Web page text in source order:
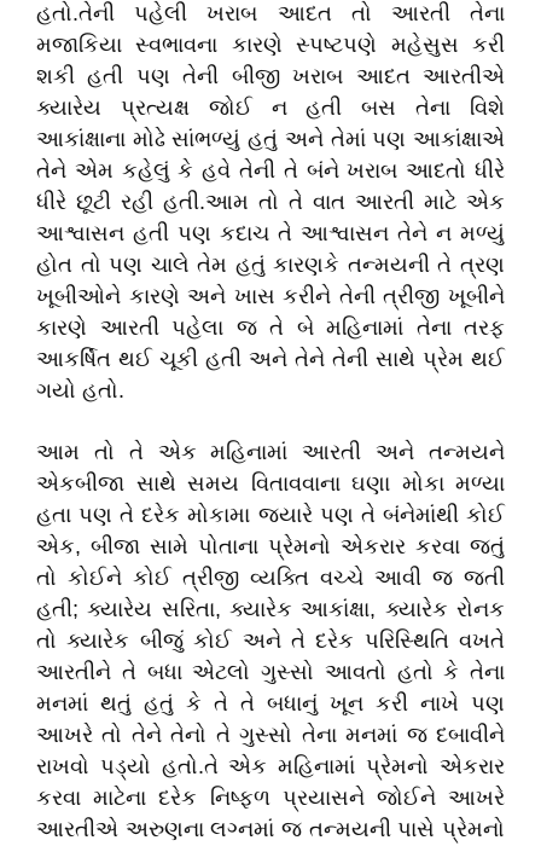
હતો.તેની પહેલી ખરાબ આદત તો આરતી તેના
મજાકિયા સ્વભાવના કારણે સ્પષ્ટપણે મહેસુસ કરી
શકી હતી પણ તેની બીજી ખરાબ આદત આરતીએ
ક્યારેય પ્રત્યક્ષ જોઈ ન હતી બસ તેના વિશે
આકાંક્ષાના મોઢે સાંભળ્યું હતું અને તેમાં પણ આકાંક્ષાએ
તેને એમ કહેલું કે હવે તેની તે બંને ખરાબ આદતો ધીરે
ધીરે છૂટી રહી હતી.આમ તો તે વાત આરતી માટે એક
આશ્વાસન હતી પણ કદાચ તે આશ્વાસન તેને ન મળ્યું
હોત તો પણ ચાલે તેમ હતું કારણકે તન્મયની તે ત્રણ
ખૂબીઓને કારણે અને ખાસ કરીને તેની ત્રીજી ખૂબીને
કારણે આરતી પહેલા જ તે બે મહિનામાં તેના તરફ
આકર્ષિત થઈ ચૂકી હતી અને તેને તેની સાથે પ્રેમ થઈ
ગયો હતો.
આમ તો તે એક મહિનામાં આરતી અને તન્મયને
એકબીજા સાથે સમય વિતાવવાના ઘણા મોકા મળ્યા
હતા પણ તે દરેક મોકામા જ્યારે પણ તે બંનેમાંથી કોઈ
એક, બીજા સામે પોતાના પ્રેમનો એકરાર કરવા જતું
તો કોઈને કોઈ ત્રીજી વ્યક્તિ વચ્ચે આવી જ જતી
હતી; ક્યારેય સરિતા, ક્યારેક આકાંક્ષા, ક્યારેક રોનક
તો ક્યારેક બીજું કોઈ અને તે દરેક પરિસ્થિતિ વખતે
આરતીને તે બધા એટલો ગુસ્સો આવતો હતો કે તેના
મનમાં થતું હતું કે તે તે બધાનું ખૂન કરી નાખે પણ
આખરે તો તેને તેનો તે ગુસ્સો તેના મનમાં જ દબાવીને
રાખવો પડ્યો હતો.તે એક મહિનામાં પ્રેમનો એકરાર
કરવા માટેના દરેક નિષ્ફળ પ્રયાસને જોઈને આખરે
આરતીએ અરુણના લગ્નમાં જ તન્મયની પાસે પ્રેમનો